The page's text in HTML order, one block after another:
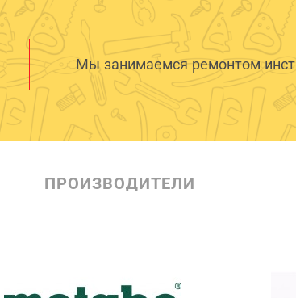
Мы занимаемся ремонтом
ПРОИЗВОДИТЕЛИ